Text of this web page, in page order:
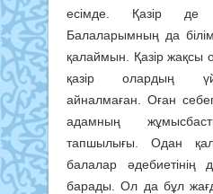
есімде. Қазір де
Балаларымның да
қалаймын. Қазір жақсы
қазір олардың
айналмаған. Оған
адамның
тапшылығы. Одан
балалар
барады. Ол да бұл